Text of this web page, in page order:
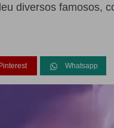
diversos famosos,
Whatsapp